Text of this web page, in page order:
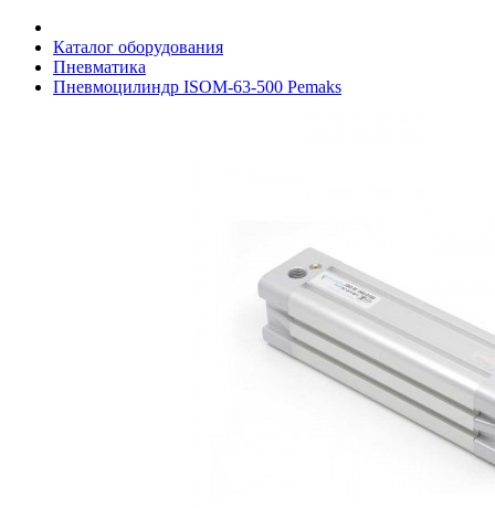
Каталог оборудования
Пневматика
Пневмоцилиндр ISOM-63-500 Pemaks